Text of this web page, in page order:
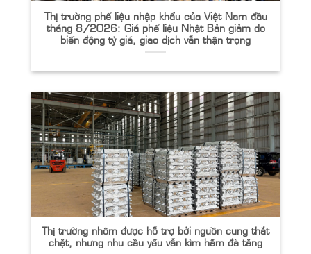
Thị trường phế liệu nhập khẩu của Việt Nam đầu
tháng 8/2026: Giá phế liệu Nhật Bản giảm do
biến động tỷ giá, giao dịch vẫn thận trọng
Thị trường nhôm được hỗ trợ bởi nguồn cung thắt
chặt, nhưng nhu cầu yếu vẫn kìm hãm đà tăng